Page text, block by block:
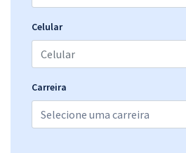
Celular
Carreira